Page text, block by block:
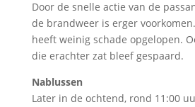
Door de snelle actie van de
de brandweer is erger
heeft weinig schade opgelopen.
die erachter zat bleef gespaard.
Nablussen
Later in de ochtend, rond 11:00